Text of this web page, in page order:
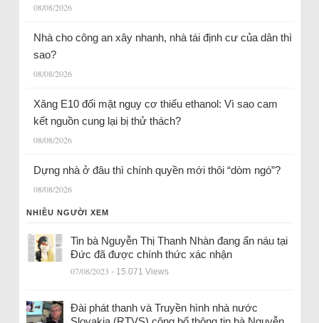
08/08/2026
Nhà cho công an xây nhanh, nhà tái định cư của dân thì
sao?
08/08/2026
Xăng E10 đối mặt nguy cơ thiếu ethanol: Vì sao cam
kết nguồn cung lại bị thử thách?
08/08/2026
Dựng nhà ở đâu thì chính quyền mới thôi “dòm ngó”?
08/08/2026
NHIỀU NGƯỜI XEM
Tin bà Nguyễn Thị Thanh Nhàn đang ẩn náu tại
Đức đã được chính thức xác nhận
07/08/2023 - 15.071 Views
Đài phát thanh và Truyền hình nhà nước